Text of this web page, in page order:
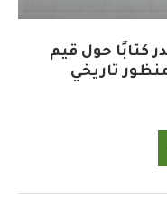
كتابًا حول قيم
تاريخي